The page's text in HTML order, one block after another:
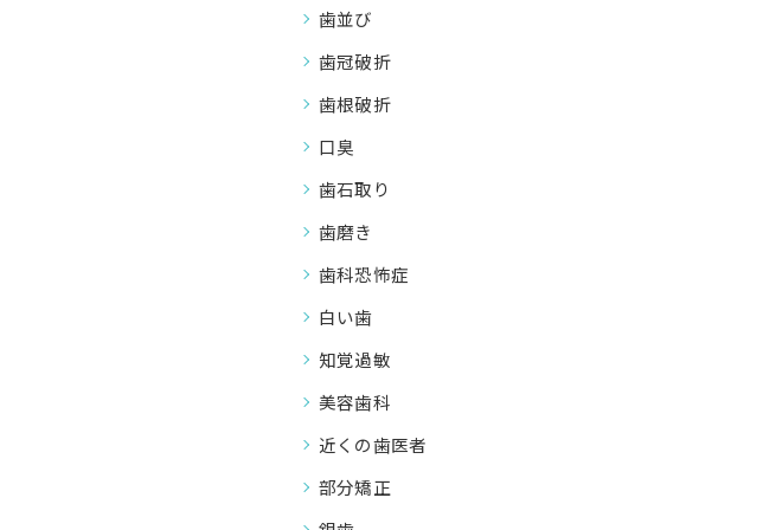
歯並び
歯冠破折
歯根破折
口臭
歯石取り
歯磨き
歯科恐怖症
白い歯
知覚過敏
美容歯科
近くの歯医者
部分矯正